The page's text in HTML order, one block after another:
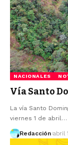
NACIONALES
Vía Santo
La vía Santo
viernes 1 de abril…
Redacción abril